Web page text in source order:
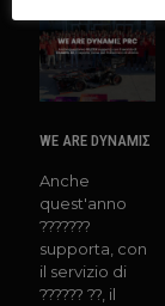
WE ARE DYNAMIΣ
Anche
quest'anno
???????
supporta, con
il servizio di
?????? ??, il